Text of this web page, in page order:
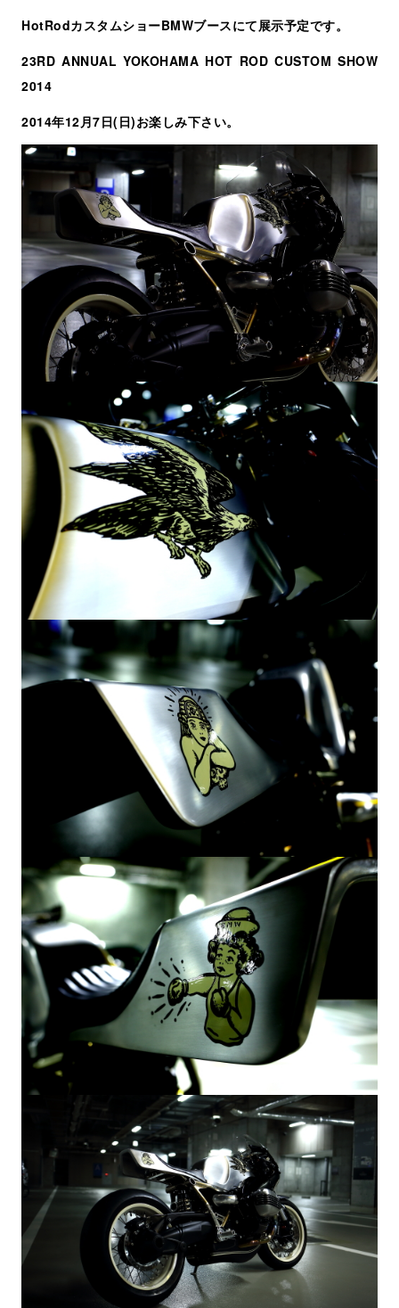
HotRodカスタムショーBMWブースにて展示予定です。
23RD ANNUAL YOKOHAMA HOT ROD CUSTOM SHOW
2014
2014年12月7日(日)お楽しみ下さい。